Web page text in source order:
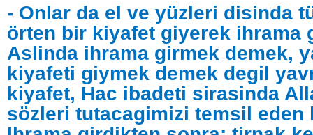
- Onlar da el ve yüzleri disinda
örten bir kiyafet giyerek ihrama
Aslinda ihrama girmek demek,
kiyafeti giymek demek degil
kiyafet, Hac ibadeti sirasinda
sözleri tutacagimizi temsil